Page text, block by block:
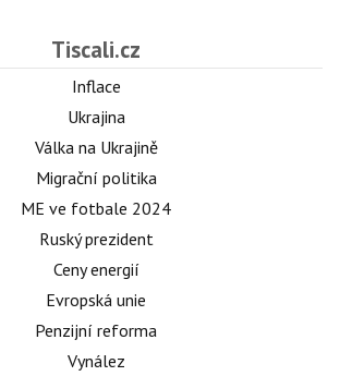
Tiscali.cz
Inflace
Ukrajina
Válka na Ukrajině
Migrační politika
ME ve fotbale 2024
Ruský prezident
Ceny energií
Evropská unie
Penzijní reforma
Vynález